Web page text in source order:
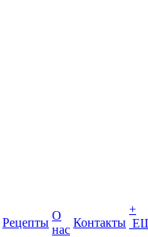
Рецепты
О
нас
Контакты
+